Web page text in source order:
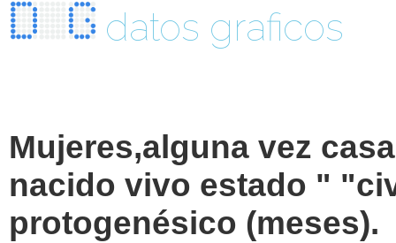
datos graficos
Mujeres,alguna vez
nacido vivo estado "
protogenésico (meses).